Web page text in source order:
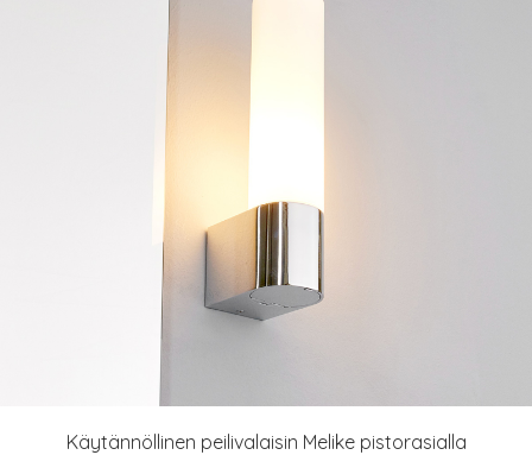
Käytännöllinen peilivalaisin Melike pistorasialla